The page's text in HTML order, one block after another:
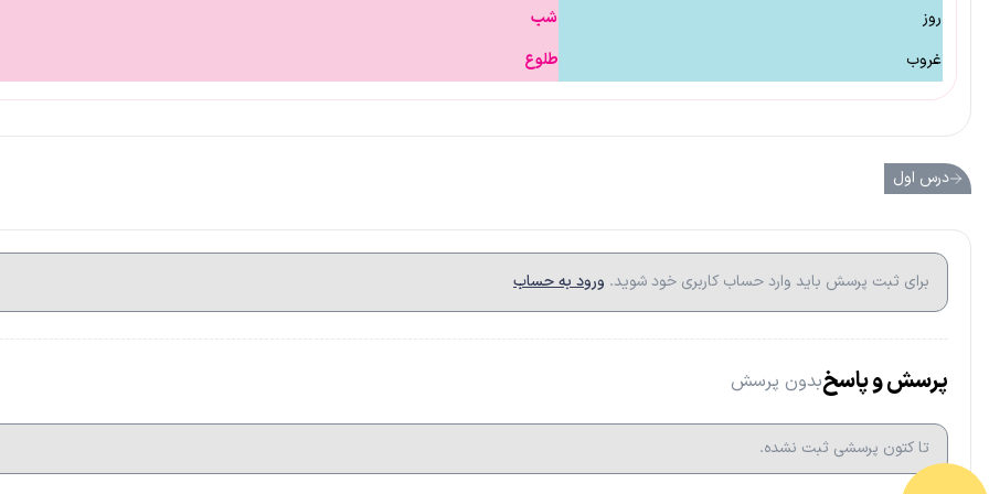
روز
شب
غروب
طلوع
درس اول
برای ثبت پرسش باید وارد حساب کاربری خود شوید. ورود به حساب
پرسش و پاسخبدون پرسش
تا کتون پرسشی ثبت نشده.